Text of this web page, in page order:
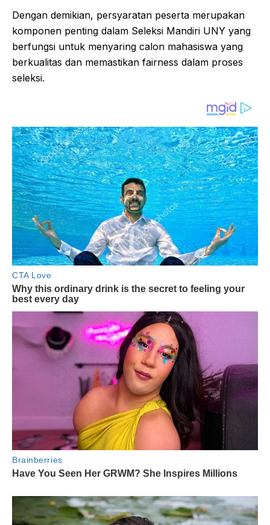
Dengan demikian, persyaratan peserta merupakan
komponen penting dalam Seleksi Mandiri UNY yang
berfungsi untuk menyaring calon mahasiswa yang
berkualitas dan memastikan fairness dalam proses
seleksi.